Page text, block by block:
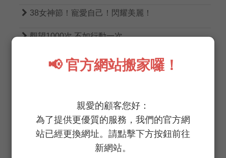
📢 官方網站搬家囉！
親愛的顧客您好：
為了提供更優質的服務，我們的官方網
站已經更換網址。請點擊下方按鈕前往
新網站。
 38女神節！寵愛自己！閃耀美麗！
 觀望1000次 不如行動一次
野菜鮮生重症餐桌蔬菜部重磅登場！
恭喜！恭喜！小龍添福 好巳花生
準備放假囉！務必注意行車安全！
野菜鮮生2025春節休假公告